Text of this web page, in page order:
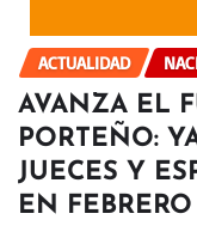
ACTUALIDAD
AVANZA EL
PORTEÑO:
JUECES Y
EN FEBRERO